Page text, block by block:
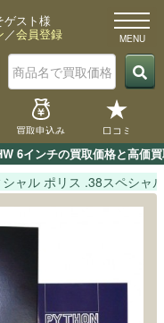
6インチの買取価格と高価
ゲスト様
／会員登録
買取申込み 口コミ
ャル ポリス .38スペシャ